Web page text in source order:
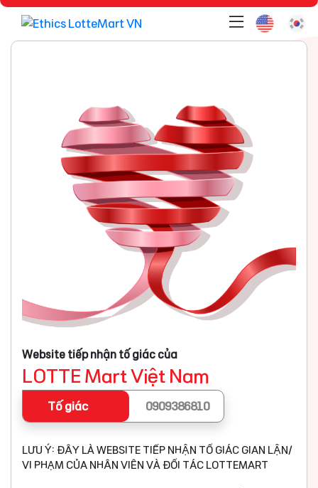
Website tiếp nhận tố giác của
LOTTE Mart Việt Nam
Tố giác 0909386810
LƯU Ý: ĐÂY LÀ WEBSITE TIẾP NHẬN TỐ GIÁC GIAN LẬN/
VI PHẠM CỦA NHÂN VIÊN VÀ ĐỐI TÁC LOTTEMART